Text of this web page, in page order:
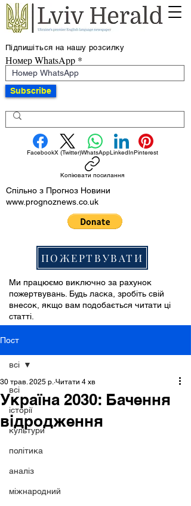
Підпишіться на нашу розсилку
Номер WhatsApp
Subscribe
FacebookX (Twitter)WhatsAppLinkedInPinterest
Копіювати посилання
Спільно з Прогноз Новини
www.prognoznews.co.uk
ПОЖЕРТВУВАТИ
Ми працюємо виключно за рахунок
пожертвувань. Будь ласка, зробіть свій
внесок, якщо вам подобається читати ці
статті.
Пост
всі
історії
культури
політика
аналіз
міжнародний
всі
Україна 2030: Бачення
відродження
30 трав. 2025 р. Читати 4 хв